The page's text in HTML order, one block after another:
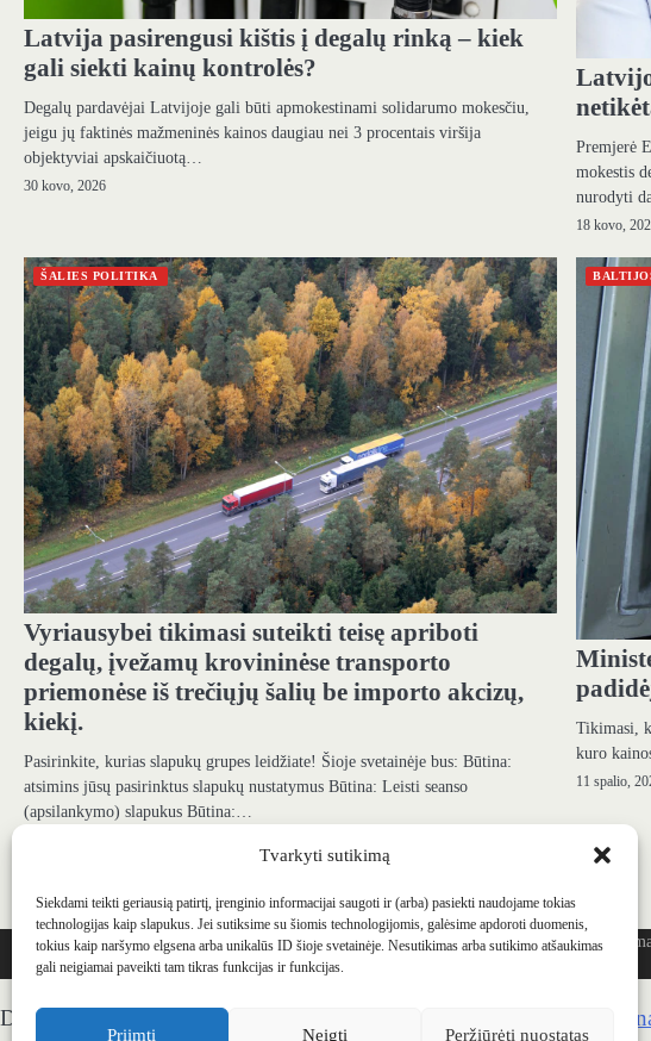
Tvarkyti sutikimą
Siekdami teikti geriausią patirtį, įrenginio informacijai saugoti ir (arba) pasiekti naudojame tokias
technologijas kaip slapukus. Jei sutiksime su šiomis technologijomis, galėsime apdoroti duomenis,
tokius kaip naršymo elgsena arba unikalūs ID šioje svetainėje. Nesutikimas arba sutikimo atšaukimas
gali neigiamai paveikti tam tikras funkcijas ir funkcijas.
Priimti Neigti Peržiūrėti nuostatas
Latvija pasirengusi kištis į degalų rinką – kiek
gali siekti kainų kontrolės?
Degalų pardavėjai Latvijoje gali būti apmokestinami solidarumo mokesčiu,
jeigu jų faktinės mažmeninės kainos daugiau nei 3 procentais viršija
objektyviai apskaičiuotą…
30 kovo, 2026
Premjerė
mokestis
nurodyti
18 kovo,
ŠALIES POLITIKA
Vyriausybei tikimasi suteikti teisę apriboti
degalų, įvežamų krovininėse transporto
priemonėse iš trečiųjų šalių be importo akcizų,
kiekį.
Pasirinkite, kurias slapukų grupes leidžiate! Šioje svetainėje bus: Būtina:
atsimins jūsų pasirinktus slapukų nustatymus Būtina: Leisti seanso
(apsilankymo) slapukus Būtina:…
Tikimasi,
kuro
11 spalio,
Navigacija
tarp
įrašų
WEBSTUDIO.LT© SKAITMENINIO MARKETINGO PASLAUGOS. SEO tekstų
Draugai: - Marketingo agentūra Skaidrių